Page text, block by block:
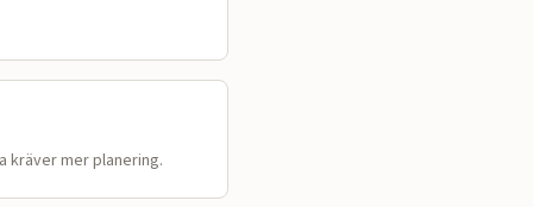
kräver mer planering.